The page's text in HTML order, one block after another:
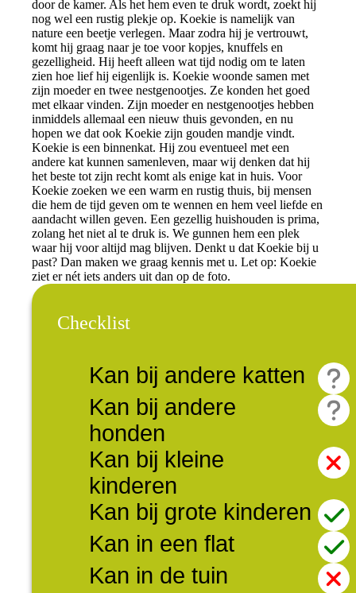
door de kamer. Als het hem even te druk wordt, zoekt hij
nog wel een rustig plekje op. Koekie is namelijk van
nature een beetje verlegen. Maar zodra hij je vertrouwt,
komt hij graag naar je toe voor kopjes, knuffels en
gezelligheid. Hij heeft alleen wat tijd nodig om te laten
zien hoe lief hij eigenlijk is. Koekie woonde samen met
zijn moeder en twee nestgenootjes. Ze konden het goed
met elkaar vinden. Zijn moeder en nestgenootjes hebben
inmiddels allemaal een nieuw thuis gevonden, en nu
hopen we dat ook Koekie zijn gouden mandje vindt.
Koekie is een binnenkat. Hij zou eventueel met een
andere kat kunnen samenleven, maar wij denken dat hij
het beste tot zijn recht komt als enige kat in huis. Voor
Koekie zoeken we een warm en rustig thuis, bij mensen
die hem de tijd geven om te wennen en hem veel liefde en
aandacht willen geven. Een gezellig huishouden is prima,
zolang het niet al te druk is. We gunnen hem een plek
waar hij voor altijd mag blijven. Denkt u dat Koekie bij u
past? Dan maken we graag kennis met u. Let op: Koekie
ziet er nét iets anders uit dan op de foto.
Checklist
Kan bij andere katten
Kan bij andere
honden
Kan bij kleine
kinderen
Kan bij grote kinderen
Kan in een flat
Kan in de tuin